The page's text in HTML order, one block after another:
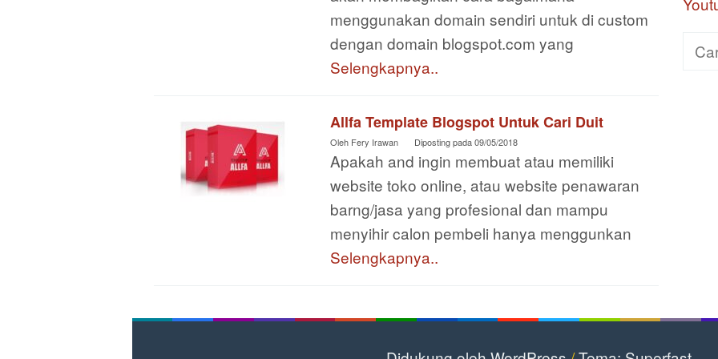
menggunakan domain sendiri untuk di custom
dengan domain blogspot.com yang
Selengkapnya..
Allfa Template Blogspot Untuk Cari Duit
Oleh Fery Irawan Diposting pada09/05/2018
Apakah and ingin membuat atau memiliki
website toko online, atau website penawaran
barng/jasa yang profesional dan mampu
menyihir calon pembeli hanya menggunkan
Selengkapnya..
Cari